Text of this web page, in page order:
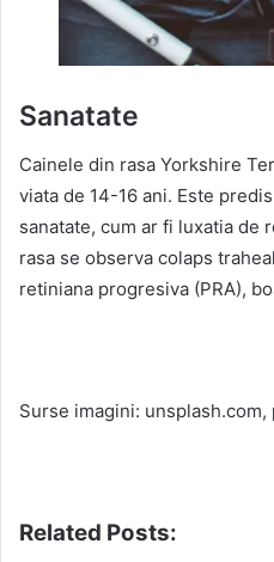
Sanatate
Cainele din rasa Yorkshire
viata de 14-16 ani. Este
sanatate, cum ar fi luxatia de
rasa se observa colaps
retiniana progresiva (PRA),
Surse imagini: unsplash.com,
Related Posts: